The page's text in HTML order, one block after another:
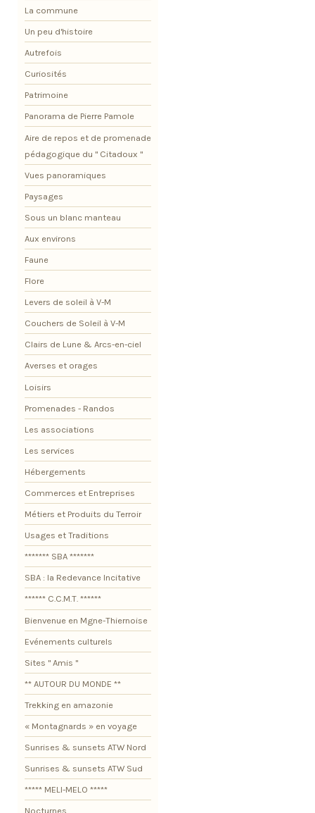
La commune
Un peu d'histoire
Autrefois
Curiosités
Patrimoine
Panorama de Pierre Pamole
Aire de repos et de promenade
pédagogique du " Citadoux "
Vues panoramiques
Paysages
Sous un blanc manteau
Aux environs
Faune
Flore
Levers de soleil à V-M
Couchers de Soleil à V-M
Clairs de Lune & Arcs-en-ciel
Averses et orages
Loisirs
Promenades - Randos
Les associations
Les services
Hébergements
Commerces et Entreprises
Métiers et Produits du Terroir
Usages et Traditions
******* SBA *******
SBA : la Redevance Incitative
****** C.C.M.T. ******
Bienvenue en Mgne-Thiernoise
Evénements culturels
Sites " Amis "
** AUTOUR DU MONDE **
Trekking en amazonie
« Montagnards » en voyage
Sunrises & sunsets ATW Nord
Sunrises & sunsets ATW Sud
***** MELI-MELO *****
Nocturnes